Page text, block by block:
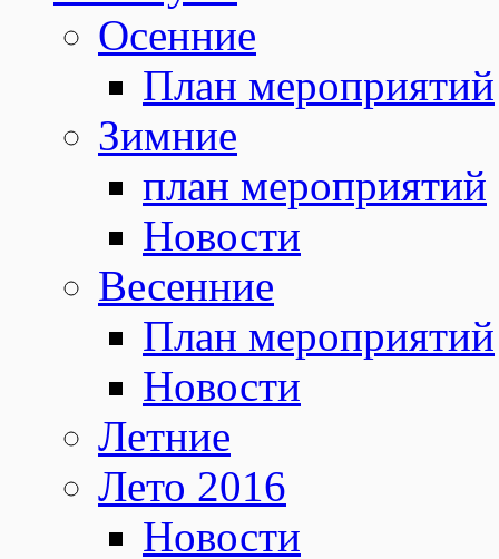
Осенние
План мероприятий
Зимние
план мероприятий
Новости
Весенние
План мероприятий
Новости
Летние
Лето 2016
Новости